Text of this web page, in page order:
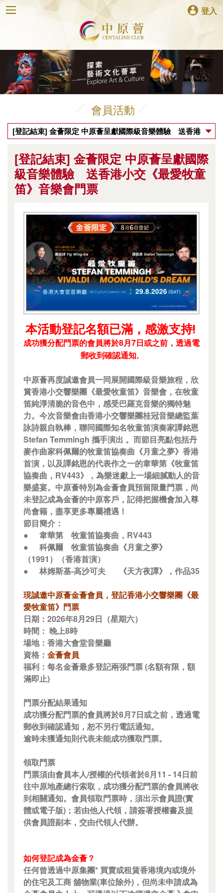
登入
會員活動
[登記結束] 金薈限定 中原薈呈獻國際級音樂體驗 送香港
[登記結束] 金薈限定 中原薈呈獻國際
級音樂體驗 送香港小交《最愛牧童
笛》音樂會門票
本活動登記名額已滿，感激支持!
成功獲分配門票的會員將於8月7日或之前，透過電
郵收到確認通知。
中原薈再度誠邀會員一同展開國際級音樂旅程，欣
賞香港小交響樂團《最愛牧童笛》音樂會，在牧童
笛純淨清脆的音色中，感受巴羅克音樂的獨特魅
力。今次音樂會由香港小交響樂團桂冠音樂總監葉
詠詩親自執棒，聯同國際知名牧童笛演奏家譚銘恩
Stefan Temmingh 攜手演出 。而節目亮點包括丹
麥作曲家科佩爾的牧童笛協奏曲《月童之夢》香港
首演，以及譚銘恩的代表作之一的韋華第《牧童笛
協奏曲，RV443》，為樂迷獻上一場細膩動人的音
樂盛宴。中原薈特別為金薈會員預留限量門票，尚
未登記成為金薈的中原客戶，記得把握機會加入尊
尚會籍，盡享更多專屬禮遇！
節目簡介：
●
韋華第
牧童笛協奏曲，RV443
●
科佩爾
牧童笛協奏曲《月童之夢》
（1991）（香港首演）
●
林姆斯基-高沙可夫 《天方夜譚》，作品35
現誠邀中原薈金薈會員，登記香港小交響樂團《最
愛牧童笛》門票
日期：2026年8月29日（星期六）
時間： 晚上8時
場地：香港大會堂音樂廳
資格： 金薈會員
福利：每名金薈最多登記兩張門票 (名額有限，額
滿即止)
門票分配結果通知
成功獲分配門票的會員將於8月7日或之前，透過電
郵收到確認通知，恕不另行電話通知。
逾時未獲通知則代表未能成功獲取門票。
領取門票
門票須由會員本人/授權的代領者於8月11 - 14日前
往中原地產總行索取，成功獲分配門票的會員將收
到相關通知。會員領取門票時，須出示會員證(實
體或電子版)；若由他人代領，請簽署授權書及提
供會員證副本，交由代領人代辦。
如何登記成為金薈？
任何曾透過中原集團* 買賣或租賃香港境內或境外
的住宅及工商 舖物業(車位除外)，但尚未申請成為